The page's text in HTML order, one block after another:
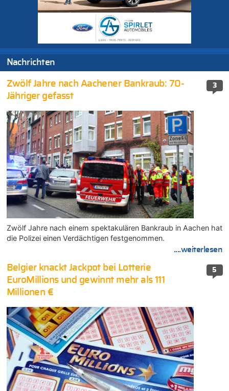
Nachrichten
3
Zwölf Jahre nach Aachener Bankraub: 70-
Jähriger gefasst
Zwölf Jahre nach einem spektakulären Bankraub in Aachen hat
die Polizei einen Verdächtigen festgenommen.
....weiterlesen
5
Belgier knackt Jackpot bei Lotterie
EuroMillions und gewinnt mehr als 111
Millionen €